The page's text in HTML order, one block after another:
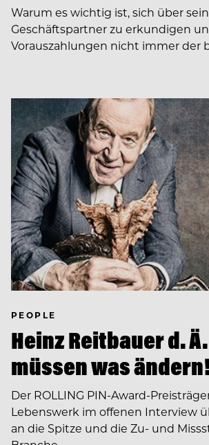
Warum es wichtig ist, sich über
Geschäftspartner zu erkundigen
Vorauszahlungen nicht immer der
PEOPLE
Heinz Reitbauer d.
müssen was
Der ROLLING PIN-Award-
Lebenswerk im offenen Interview
an die Spitze und die Zu- und